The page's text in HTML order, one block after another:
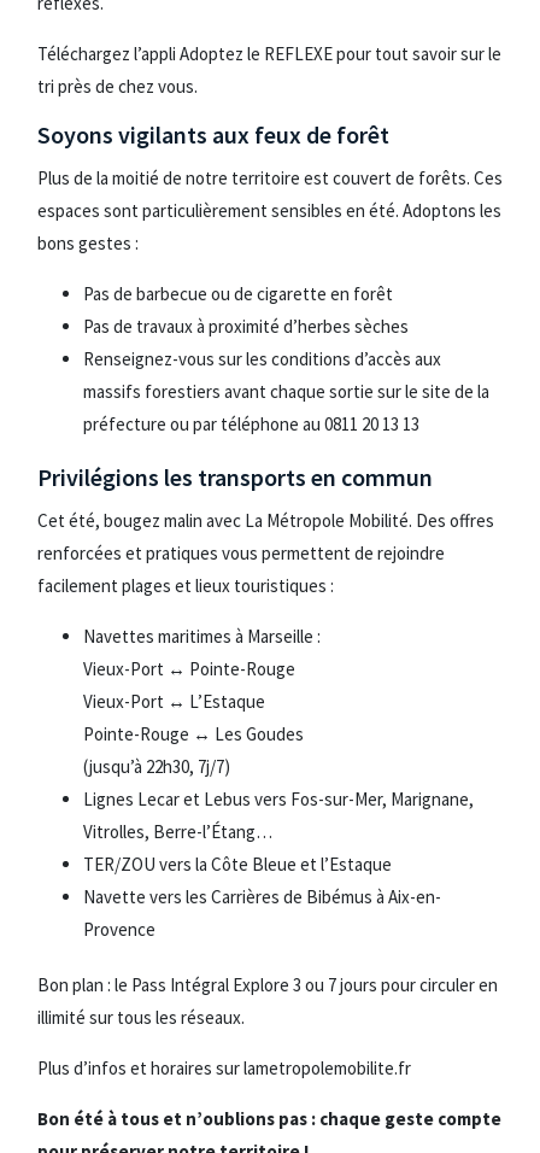
Téléchargez l’appli Adoptez le REFLEXE pour tout savoir sur le
tri près de chez vous.
Soyons vigilants aux feux de forêt
Plus de la moitié de notre territoire est couvert de forêts. Ces
espaces sont particulièrement sensibles en été. Adoptons les
bons gestes :
Pas de barbecue ou de cigarette en forêt
Pas de travaux à proximité d’herbes sèches
Renseignez-vous sur les conditions d’accès aux
massifs forestiers avant chaque sortie sur le site de la
préfecture ou par téléphone au 0811 20 13 13
Privilégions les transports en commun
Cet été, bougez malin avec La Métropole Mobilité. Des offres
renforcées et pratiques vous permettent de rejoindre
facilement plages et lieux touristiques :
Navettes maritimes à Marseille :
Vieux-Port ↔ Pointe-Rouge
Vieux-Port ↔ L’Estaque
Pointe-Rouge ↔ Les Goudes
(jusqu’à 22h30, 7j/7)
Lignes Lecar et Lebus vers Fos-sur-Mer, Marignane,
Vitrolles, Berre-l’Étang…
TER/ZOU vers la Côte Bleue et l’Estaque
Navette vers les Carrières de Bibémus à Aix-en-
Provence
Bon plan : le Pass Intégral Explore 3 ou 7 jours pour circuler en
illimité sur tous les réseaux.
Plus d’infos et horaires sur lametropolemobilite.fr
Bon été à tous et n’oublions pas : chaque geste compte